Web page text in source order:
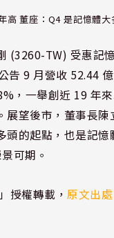
高 董座：Q4 是記憶體大
(3260-TW) 受惠記
告 9 月營收 52.44
，一舉創近 19 年
展望後市，董事長陳
頭的起點，也是記憶
可期。
授權轉載，原文出處